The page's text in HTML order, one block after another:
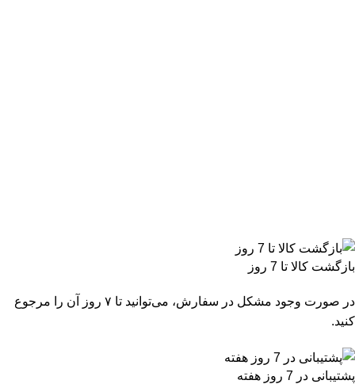
بازگشت کالا تا 7 روز
در صورت وجود مشکل در سفارش، می‌توانید تا ۷ روز آن را مرجوع
کنید.
پشتیبانی در 7 روز هفته